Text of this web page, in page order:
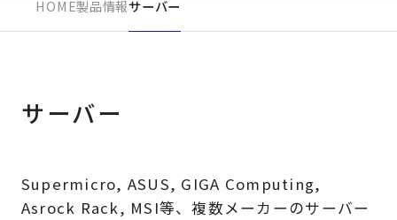
9:30 - 18:00
製品情報サーバー
サーバー
Supermicro, ASUS, GIGA Computing,
Asrock Rack, MSI等、複数メーカーのサーバー